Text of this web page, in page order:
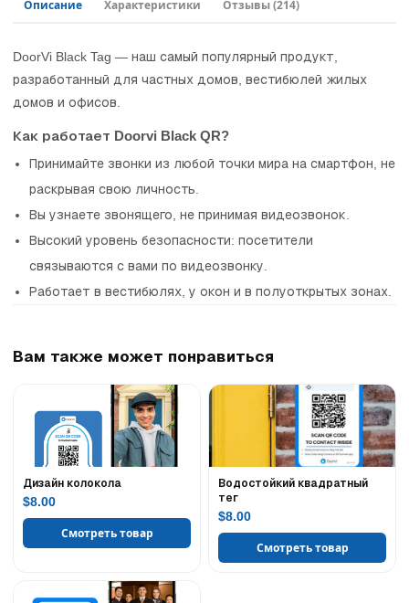
Описание Характеристики Отзывы(214)
DoorVi Black Tag — наш самый популярный продукт,
разработанный для частных домов, вестибюлей жилых
домов и офисов.
Как работает Doorvi Black QR?
Принимайте звонки из любой точки мира на смартфон, не
раскрывая свою личность.
Вы узнаете звонящего, не принимая видеозвонок.
Высокий уровень безопасности: посетители
связываются с вами по видеозвонку.
Работает в вестибюлях, у окон и в полуоткрытых зонах.
Вам также может понравиться
Дизайн колокола
$8.00
Смотреть товар
Водостойкий квадратный
тег
$8.00
Смотреть товар